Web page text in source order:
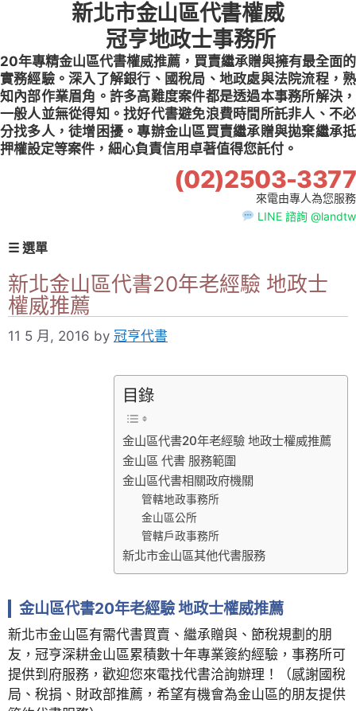
新北市金山區代書權威
冠亨地政士事務所
20年專精金山區代書權威推薦，買賣繼承贈與擁有最全面的
實務經驗。深入了解銀行、國稅局、地政處與法院流程，熟
知內部作業眉角。許多高難度案件都是透過本事務所解決，
一般人並無從得知。找好代書避免浪費時間所託非人、不必
分找多人，徒增困擾。專辦金山區買賣繼承贈與拋棄繼承抵
押權設定等案件，細心負責信用卓著值得您託付。
(02)2503-3377
來電由專人為您服務
LINE 諮詢 @landtw
☰ 選單
新北金山區代書20年老經驗 地政士
權威推薦
11 5 月, 2016 by 冠亨代書
目錄
金山區代書20年老經驗 地政士權威推薦
金山區 代書 服務範圍
金山區代書相關政府機關
管轄地政事務所
金山區公所
管轄戶政事務所
新北市金山區其他代書服務
金山區代書20年老經驗 地政士權威推薦
新北市金山區有需代書買賣、繼承贈與、節稅規劃的朋
友，冠亨深耕金山區累積數十年專業簽約經驗，事務所可
提供到府服務，歡迎您來電找代書洽詢辦理！（感謝國稅
局、稅捐、財政部推薦，希望有機會為金山區的朋友提供